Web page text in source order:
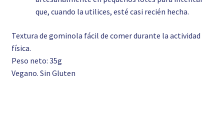
que, cuando la utilices, esté casi recién hecha.
Textura de gominola fácil de comer durante la actividad
física.
Peso neto: 35g
Vegano. Sin Gluten